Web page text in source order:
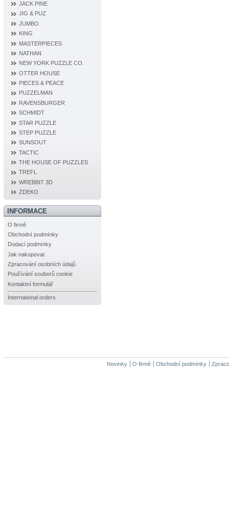
JACK PINE
JIG & PUZ
JUMBO
KING
MASTERPIECES
NATHAN
NEW YORK PUZZLE CO.
OTTER HOUSE
PIECES & PEACE
PUZZELMAN
RAVENSBURGER
SCHMIDT
STAR PUZZLE
STEP PUZZLE
SUNSOUT
TACTIC
THE HOUSE OF PUZZLES
TREFL
WREBBIT 3D
ZDEKO
INFORMACE
O firmě
Obchodní podmínky
Dodací podmínky
Jak nakupovat
Zpracování osobních údajů
Používání souborů cookie
Kontaktní formulář
International orders
Novinky O firmě Obchodní podmínky